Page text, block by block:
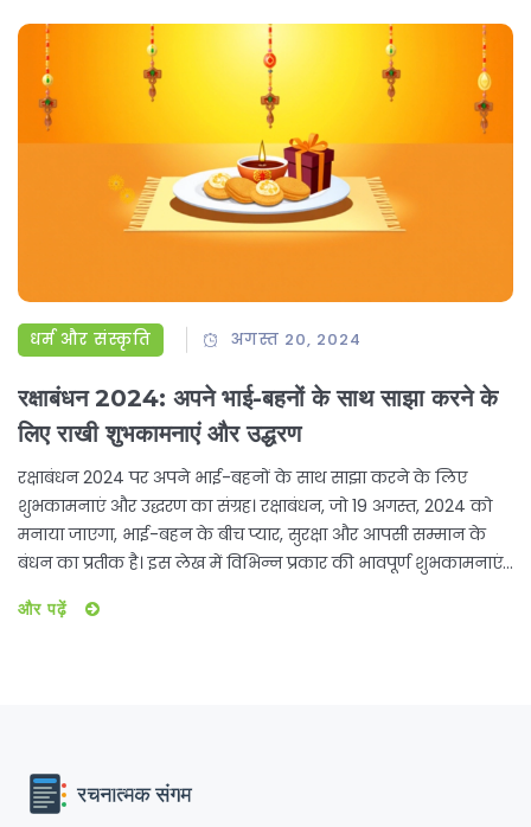
धर्म और संस्कृति अगस्त 20, 2024
रक्षाबंधन 2024: अपने भाई-बहनों के साथ साझा करने के
लिए राखी शुभकामनाएं और उद्धरण
रक्षाबंधन 2024 पर अपने भाई-बहनों के साथ साझा करने के लिए
शुभकामनाएं और उद्धरण का संग्रह। रक्षाबंधन, जो 19 अगस्त, 2024 को
मनाया जाएगा, भाई-बहन के बीच प्यार, सुरक्षा और आपसी सम्मान के
बंधन का प्रतीक है। इस लेख में विभिन्न प्रकार की भावपूर्ण शुभकामनाएं,
और पढ़ें